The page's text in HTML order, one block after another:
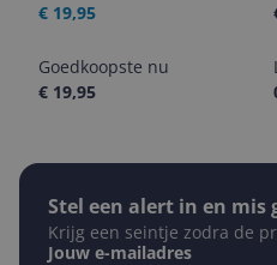
€ 19,95
Goedkoopste nu
€ 19,95
Stel een alert in en mis
Krijg een seintje zodra de
Jouw e-mailadres